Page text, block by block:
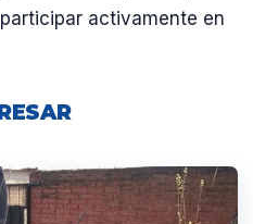
activamente en